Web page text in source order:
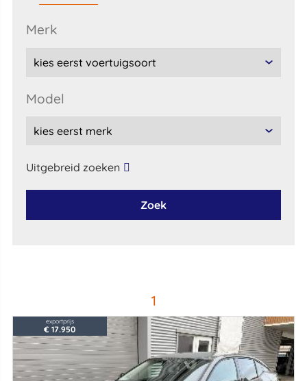
merk
model
Uitgebreid zoeken
Zoek
1
exportprijs
€ 17.950